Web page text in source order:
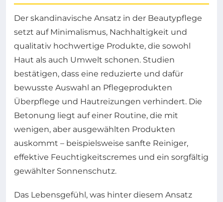
Der skandinavische Ansatz in der Beautypflege
setzt auf Minimalismus, Nachhaltigkeit und
qualitativ hochwertige Produkte, die sowohl
Haut als auch Umwelt schonen. Studien
bestätigen, dass eine reduzierte und dafür
bewusste Auswahl an Pflegeprodukten
Überpflege und Hautreizungen verhindert. Die
Betonung liegt auf einer Routine, die mit
wenigen, aber ausgewählten Produkten
auskommt – beispielsweise sanfte Reiniger,
effektive Feuchtigkeitscremes und ein sorgfältig
gewählter Sonnenschutz.
Das Lebensgefühl, was hinter diesem Ansatz